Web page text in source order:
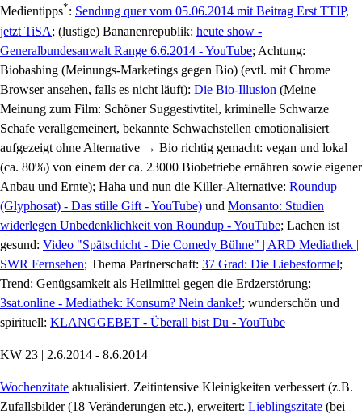
Medientipps*: Sendung quer vom 05.06.2014 mit Beitrag Erst TTIP,
jetzt TiSA; (lustige) Bananenrepublik: heute show -
Generalbundesanwalt Range 6.6.2014 - YouTube; Achtung:
Biobashing (Meinungs-Marketings gegen Bio) (evtl. mit Chrome
Browser ansehen, falls es nicht läuft): Die Bio-Illusion (Meine
Meinung zum Film: Schöner Suggestivtitel, kriminelle Schwarze
Schafe verallgemeinert, bekannte Schwachstellen emotionalisiert
aufgezeigt ohne Alternative → Bio richtig gemacht: vegan und lokal
(ca. 80%) von einem der ca. 23000 Biobetriebe ernähren sowie eigener
Anbau und Ernte); Haha und nun die Killer-Alternative: Roundup
(Glyphosat) - Das stille Gift - YouTube) und Monsanto: Studien
widerlegen Unbedenklichkeit von Roundup - YouTube; Lachen ist
gesund: Video "Spätschicht - Die Comedy Bühne" | ARD Mediathek |
SWR Fernsehen; Thema Partnerschaft: 37 Grad: Die Liebesformel;
Trend: Genügsamkeit als Heilmittel gegen die Erdzerstörung:
3sat.online - Mediathek: Konsum? Nein danke!; wunderschön und
spirituell: KLANGGEBET - Überall bist Du - YouTube
KW 23 | 2.6.2014 - 8.6.2014
Wochenzitate aktualisiert. Zeitintensive Kleinigkeiten verbessert (z.B.
Zufallsbilder (18 Veränderungen etc.), erweitert: Lieblingszitate (bei